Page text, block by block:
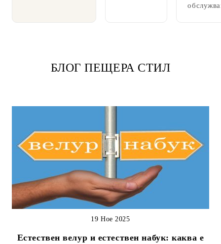
БЛОГ ПЕЩЕРА СТИЛ
Естествен велур и естествен набук: каква е
19 Ное 2025